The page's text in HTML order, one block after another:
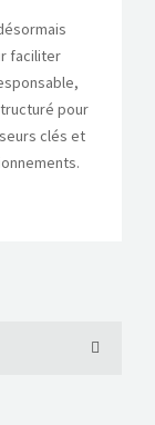
faciliter
pour
clés et